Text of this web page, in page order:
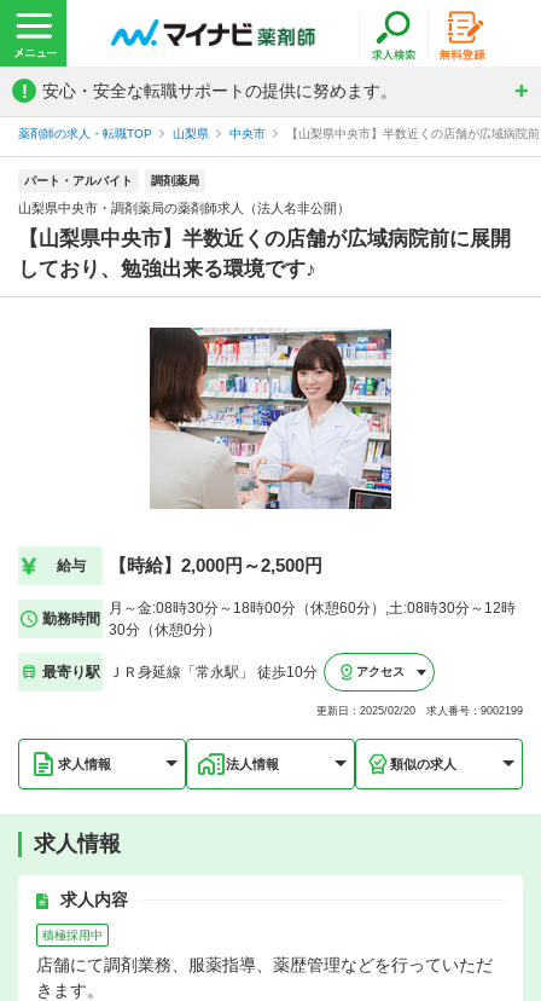
! 安心・安全な転職サポートの提供に努めます。
薬剤師の求人・転職TOP 山梨県 中央市 【山梨県中央市】半数近くの店舗が広域病院
パート・アルバイト 調剤薬局
山梨県中央市・調剤薬局の薬剤師求人（法人名非公開）
【山梨県中央市】半数近くの店舗が広域病院前に展開
しており、勉強出来る環境です♪
給与 【時給】2,000円～2,500円
勤務時間
月～金:08時30分～18時00分（休憩60分）,土:08時30分～12時
30分（休憩0分）
最寄り駅 ＪＲ身延線「常永駅」 徒歩10分 アクセス
更新日：2025/02/20 求人番号：9002199
求人情報 法人情報 類似の求人
求人情報
求人内容
積極採用中
店舗にて調剤業務、服薬指導、薬歴管理などを行っていただ
きます。